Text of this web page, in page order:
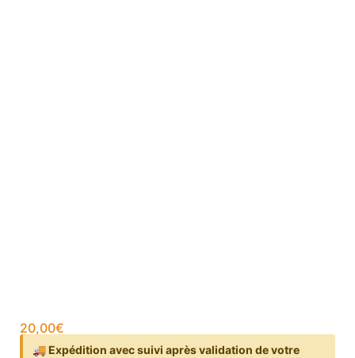
20,00€
🚚 Expédition avec suivi après validation de votre